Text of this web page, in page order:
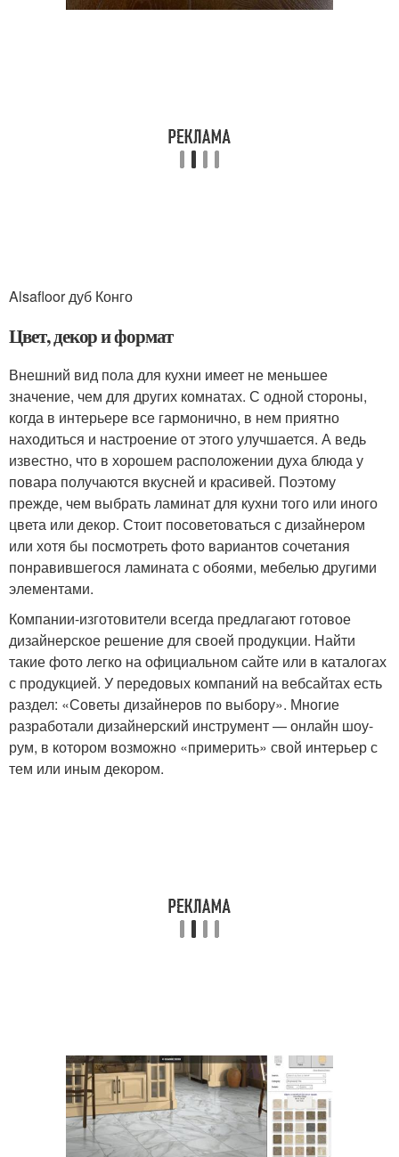
Alsafloor дуб Конго
Цвет, декор и формат
Внешний вид пола для кухни имеет не меньшее
значение, чем для других комнатах. С одной стороны,
когда в интерьере все гармонично, в нем приятно
находиться и настроение от этого улучшается. А ведь
известно, что в хорошем расположении духа блюда у
повара получаются вкусней и красивей. Поэтому
прежде, чем выбрать ламинат для кухни того или иного
цвета или декор. Стоит посоветоваться с дизайнером
или хотя бы посмотреть фото вариантов сочетания
понравившегося ламината с обоями, мебелью другими
элементами.
Компании-изготовители всегда предлагают готовое
дизайнерское решение для своей продукции. Найти
такие фото легко на официальном сайте или в каталогах
с продукцией. У передовых компаний на вебсайтах есть
раздел: «Советы дизайнеров по выбору». Многие
разработали дизайнерский инструмент — онлайн шоу-
рум, в котором возможно «примерить» свой интерьер с
тем или иным декором.